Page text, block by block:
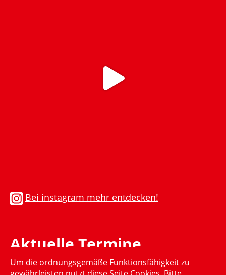
Bei instagram mehr entdecken!
Aktuelle Termine
Momentan gibt es keinen aktuellen Termin
Um die ordnungsgemäße Funktionsfähigkeit zu